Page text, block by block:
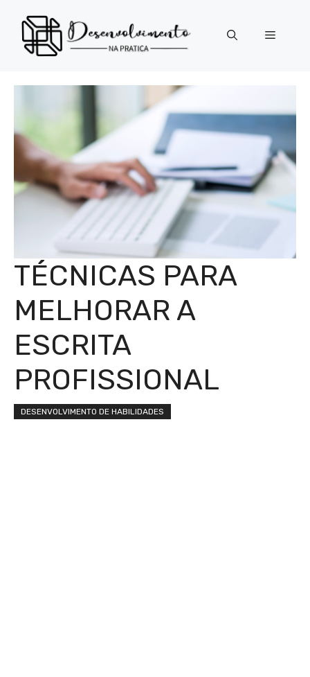
para
conteúdo
Menu
TÉCNICAS PARA
MELHORAR A
ESCRITA
PROFISSIONAL
DESENVOLVIMENTO DE HABILIDADES